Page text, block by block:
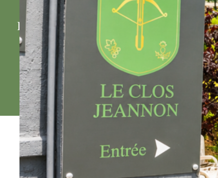
Le restaurant est ouvert du mardi au
samedi
Déjeuner du mardi au samedi : 12h00 à 13h30
Dîner du mardi au samedi : 19h30 à 21h30
Réservez votre table
près de Nancy